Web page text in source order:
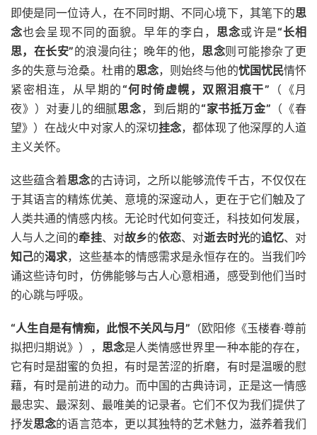
即使是同一位诗人，在不同时期、不同心境下，其笔下的思
念也会呈现不同的面貌。早年的李白，思念或许是“长相
思，在长安”的浪漫向往；晚年的他，思念则可能掺杂了更
多的失意与沧桑。杜甫的思念，则始终与他的忧国忧民情怀
紧密相连，从早期的“何时倚虚幌，双照泪痕干” （《月
夜》）对妻儿的细腻思念，到后期的“家书抵万金” （《春
望》）在战火中对家人的深切挂念，都体现了他深厚的人道
主义关怀。
这些蕴含着思念的古诗词，之所以能够流传千古，不仅仅在
于其语言的精炼优美、意境的深邃动人，更在于它们触及了
人类共通的情感内核。无论时代如何变迁，科技如何发展，
人与人之间的牵挂、对故乡的依恋、对逝去时光的追忆、对
知己的渴求，这些基本的情感需求是永恒存在的。当我们吟
诵这些诗句时，仿佛能够与古人心意相通，感受到他们当时
的心跳与呼吸。
“人生自是有情痴，此恨不关风与月” （欧阳修《玉楼春·尊前
拟把归期说》）， 思念是人类情感世界里一种本能的存在，
它有时是甜蜜的负担，有时是苦涩的折磨，有时是温暖的慰
藉，有时是前进的动力。而中国的古典诗词，正是这一情感
最忠实、最深刻、最唯美的记录者。它们不仅为我们提供了
抒发思念的语言范本，更以其独特的艺术魅力，滋养着我们